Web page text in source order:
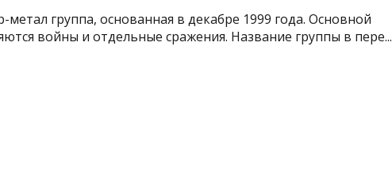
метал группа, основанная в декабре 1999 годa. Основной
войны и отдельные сражения. Название группы в пере...